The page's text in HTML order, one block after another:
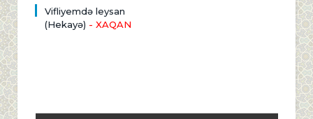
Vifliyemdə leysan
(Hekayə) - XAQAN